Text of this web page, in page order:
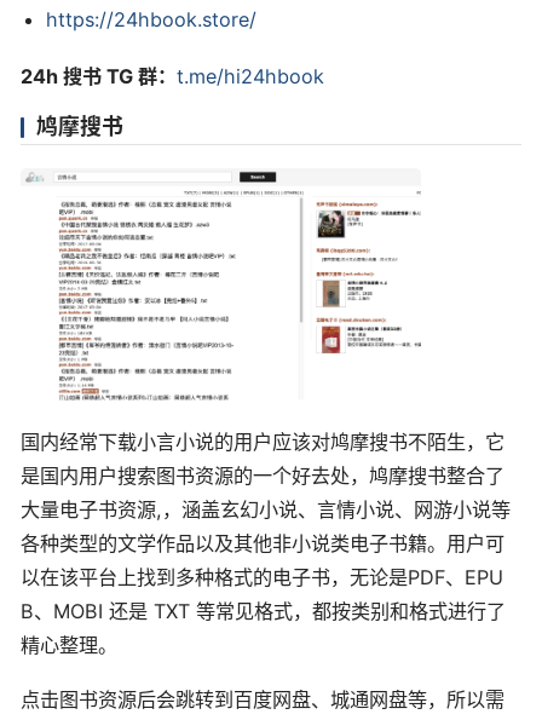
https://24hbook.store/
24h 搜书 TG 群： t.me/hi24hbook
鸠摩搜书
国内经常下载小言小说的用户应该对鸠摩搜书不陌生，它
是国内用户搜索图书资源的一个好去处，鸠摩搜书整合了
大量电子书资源,，涵盖玄幻小说、言情小说、网游小说等
各种类型的文学作品以及其他非小说类电子书籍。用户可
以在该平台上找到多种格式的电子书，无论是PDF、EPU
B、MOBI 还是 TXT 等常见格式，都按类别和格式进行了
精心整理。
点击图书资源后会跳转到百度网盘、城通网盘等，所以需